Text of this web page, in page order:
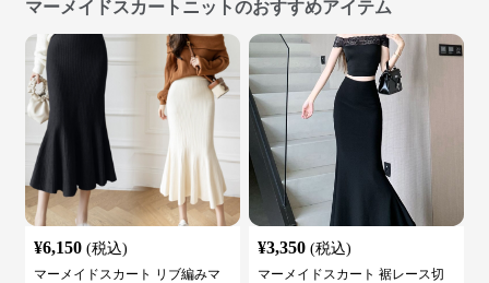
マーメイドスカートニットのおすすめアイテム
¥6,150 (税込)
マーメイドスカート リブ編みマ
¥3,350 (税込)
マーメイドスカート 裾レース切